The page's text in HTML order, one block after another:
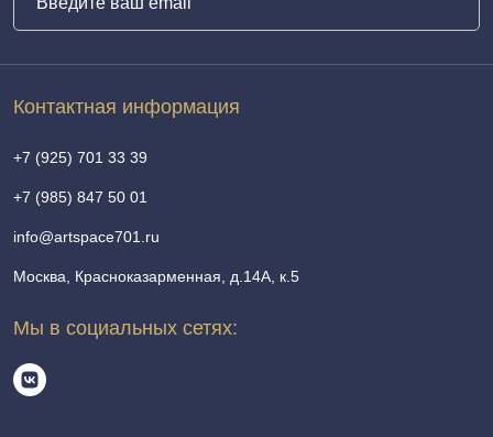
Контактная информация
+7 (925) 701 33 39
+7 (985) 847 50 01
info@artspace701.ru
Москва, Красноказарменная, д.14А, к.5
Мы в социальных сетях: